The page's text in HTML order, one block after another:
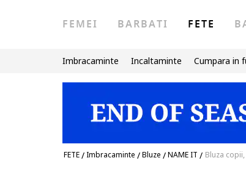
FEMEI BARBATI FETE
Imbracaminte Incaltaminte Cumpara in
FETE/Imbracaminte /Bluze /NAME IT / Bluza